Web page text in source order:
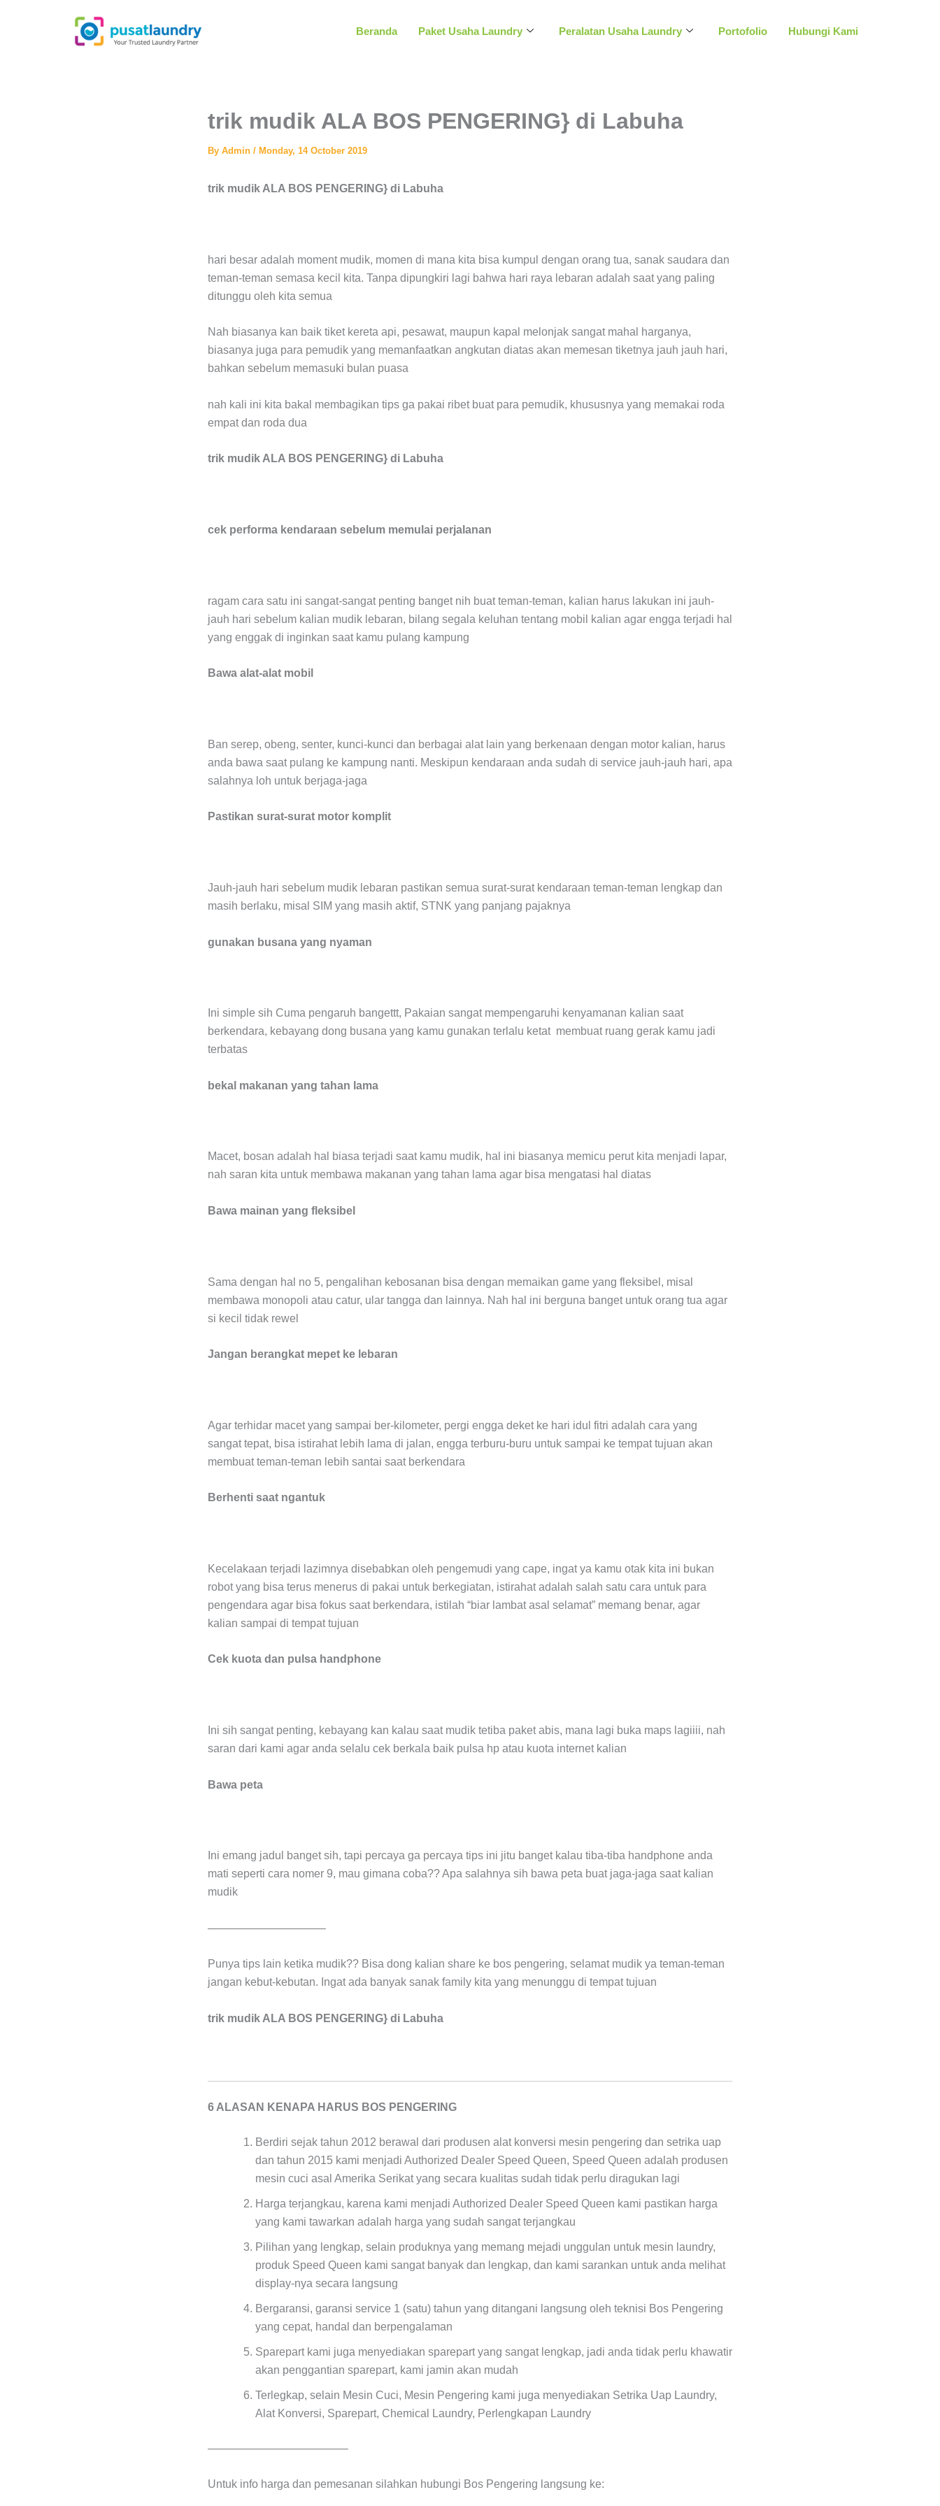
Beranda Paket Usaha Laundry Peralatan Usaha Laundry Portofolio Hubungi Kami
trik mudik ALA BOS PENGERING} di Labuha
By Admin / Monday, 14 October 2019
trik mudik ALA BOS PENGERING} di Labuha
hari besar adalah moment mudik, momen di mana kita bisa kumpul dengan orang tua, sanak saudara dan
teman-teman semasa kecil kita. Tanpa dipungkiri lagi bahwa hari raya lebaran adalah saat yang paling
ditunggu oleh kita semua
Nah biasanya kan baik tiket kereta api, pesawat, maupun kapal melonjak sangat mahal harganya,
biasanya juga para pemudik yang memanfaatkan angkutan diatas akan memesan tiketnya jauh jauh hari,
bahkan sebelum memasuki bulan puasa
nah kali ini kita bakal membagikan tips ga pakai ribet buat para pemudik, khususnya yang memakai roda
empat dan roda dua
trik mudik ALA BOS PENGERING} di Labuha
cek performa kendaraan sebelum memulai perjalanan
ragam cara satu ini sangat-sangat penting banget nih buat teman-teman, kalian harus lakukan ini jauh-
jauh hari sebelum kalian mudik lebaran, bilang segala keluhan tentang mobil kalian agar engga terjadi hal
yang enggak di inginkan saat kamu pulang kampung
Bawa alat-alat mobil
Ban serep, obeng, senter, kunci-kunci dan berbagai alat lain yang berkenaan dengan motor kalian, harus
anda bawa saat pulang ke kampung nanti. Meskipun kendaraan anda sudah di service jauh-jauh hari, apa
salahnya loh untuk berjaga-jaga
Pastikan surat-surat motor komplit
Jauh-jauh hari sebelum mudik lebaran pastikan semua surat-surat kendaraan teman-teman lengkap dan
masih berlaku, misal SIM yang masih aktif, STNK yang panjang pajaknya
gunakan busana yang nyaman
Ini simple sih Cuma pengaruh bangettt, Pakaian sangat mempengaruhi kenyamanan kalian saat
berkendara, kebayang dong busana yang kamu gunakan terlalu ketat membuat ruang gerak kamu jadi
terbatas
bekal makanan yang tahan lama
Macet, bosan adalah hal biasa terjadi saat kamu mudik, hal ini biasanya memicu perut kita menjadi lapar,
nah saran kita untuk membawa makanan yang tahan lama agar bisa mengatasi hal diatas
Bawa mainan yang fleksibel
Sama dengan hal no 5, pengalihan kebosanan bisa dengan memaikan game yang fleksibel, misal
membawa monopoli atau catur, ular tangga dan lainnya. Nah hal ini berguna banget untuk orang tua agar
si kecil tidak rewel
Jangan berangkat mepet ke lebaran
Agar terhidar macet yang sampai ber-kilometer, pergi engga deket ke hari idul fitri adalah cara yang
sangat tepat, bisa istirahat lebih lama di jalan, engga terburu-buru untuk sampai ke tempat tujuan akan
membuat teman-teman lebih santai saat berkendara
Berhenti saat ngantuk
Kecelakaan terjadi lazimnya disebabkan oleh pengemudi yang cape, ingat ya kamu otak kita ini bukan
robot yang bisa terus menerus di pakai untuk berkegiatan, istirahat adalah salah satu cara untuk para
pengendara agar bisa fokus saat berkendara, istilah “biar lambat asal selamat” memang benar, agar
kalian sampai di tempat tujuan
Cek kuota dan pulsa handphone
Ini sih sangat penting, kebayang kan kalau saat mudik tetiba paket abis, mana lagi buka maps lagiiii, nah
saran dari kami agar anda selalu cek berkala baik pulsa hp atau kuota internet kalian
Bawa peta
Ini emang jadul banget sih, tapi percaya ga percaya tips ini jitu banget kalau tiba-tiba handphone anda
mati seperti cara nomer 9, mau gimana coba?? Apa salahnya sih bawa peta buat jaga-jaga saat kalian
mudik
——————————–
Punya tips lain ketika mudik?? Bisa dong kalian share ke bos pengering, selamat mudik ya teman-teman
jangan kebut-kebutan. Ingat ada banyak sanak family kita yang menunggu di tempat tujuan
trik mudik ALA BOS PENGERING} di Labuha
6 ALASAN KENAPA HARUS BOS PENGERING
Berdiri sejak tahun 2012 berawal dari produsen alat konversi mesin pengering dan setrika uap
dan tahun 2015 kami menjadi Authorized Dealer Speed Queen, Speed Queen adalah produsen
mesin cuci asal Amerika Serikat yang secara kualitas sudah tidak perlu diragukan lagi
Harga terjangkau, karena kami menjadi Authorized Dealer Speed Queen kami pastikan harga
yang kami tawarkan adalah harga yang sudah sangat terjangkau
Pilihan yang lengkap, selain produknya yang memang mejadi unggulan untuk mesin laundry,
produk Speed Queen kami sangat banyak dan lengkap, dan kami sarankan untuk anda melihat
display-nya secara langsung
Bergaransi, garansi service 1 (satu) tahun yang ditangani langsung oleh teknisi Bos Pengering
yang cepat, handal dan berpengalaman
Sparepart kami juga menyediakan sparepart yang sangat lengkap, jadi anda tidak perlu khawatir
akan penggantian sparepart, kami jamin akan mudah
Terlegkap, selain Mesin Cuci, Mesin Pengering kami juga menyediakan Setrika Uap Laundry,
Alat Konversi, Sparepart, Chemical Laundry, Perlengkapan Laundry
————————————–
Untuk info harga dan pemesanan silahkan hubungi Bos Pengering langsung ke: